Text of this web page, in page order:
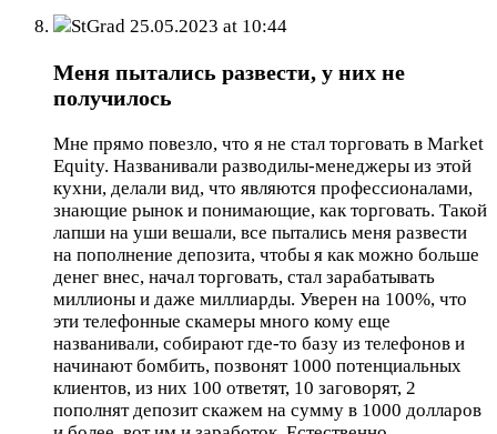
StGrad 25.05.2023 at 10:44
Меня пытались развести, у них не
получилось
Мне прямо повезло, что я не стал торговать в Market
Equity. Названивали разводилы-менеджеры из этой
кухни, делали вид, что являются профессионалами,
знающие рынок и понимающие, как торговать. Такой
лапши на уши вешали, все пытались меня развести
на пополнение депозита, чтобы я как можно больше
денег внес, начал торговать, стал зарабатывать
миллионы и даже миллиарды. Уверен на 100%, что
эти телефонные скамеры много кому еще
названивали, собирают где-то базу из телефонов и
начинают бомбить, позвонят 1000 потенциальных
клиентов, из них 100 ответят, 10 заговорят, 2
пополнят депозит скажем на сумму в 1000 долларов